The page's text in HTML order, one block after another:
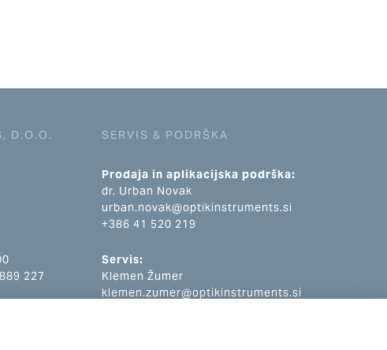
D.O.O.
227
SERVIS & PODRŠKA
Prodaja in aplikacijska podrška:
dr. Urban Novak
urban.novak@optikinstruments.si
+386 41 520 219
Servis:
Klemen Žumer
klemen.zumer@optikinstruments.si